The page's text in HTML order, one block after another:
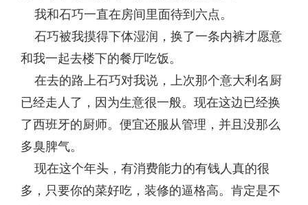
我和石巧一直在房间里面待到六点。
石巧被我摸得下体湿润，换了一条内裤才愿意
和我一起去楼下的餐厅吃饭。
在去的路上石巧对我说，上次那个意大利名厨
已经走人了，因为生意很一般。现在这边已经换
了西班牙的厨师。便宜还服从管理，并且没那么
多臭脾气。
现在这个年头，有消费能力的有钱人真的很
多，只要你的菜好吃，装修的逼格高。肯定是不